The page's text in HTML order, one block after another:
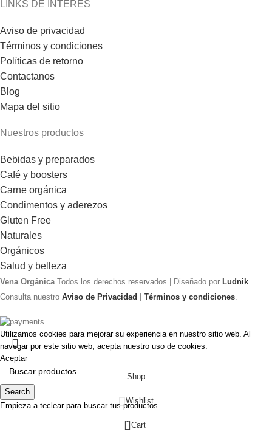
LINKS DE INTERÉS
Aviso de privacidad
Términos y condiciones
Políticas de retorno
Contactanos
Blog
Mapa del sitio
Nuestros productos
Bebidas y preparados
Café y boosters
Carne orgánica
Condimentos y aderezos
Gluten Free
Naturales
Orgánicos
Salud y belleza
Vena Orgánica Todos los derechos reservados | Diseñado por Ludnik
Consulta nuestro Aviso de Privacidad Términos y condiciones
Search
Empieza a teclear para buscar tus productos
Utilizamos cookies para mejorar su experiencia en nuestro sitio web. Al
navegar por este sitio web, acepta nuestro uso de cookies.
Aceptar
Shop
Wishlist
0 Cart